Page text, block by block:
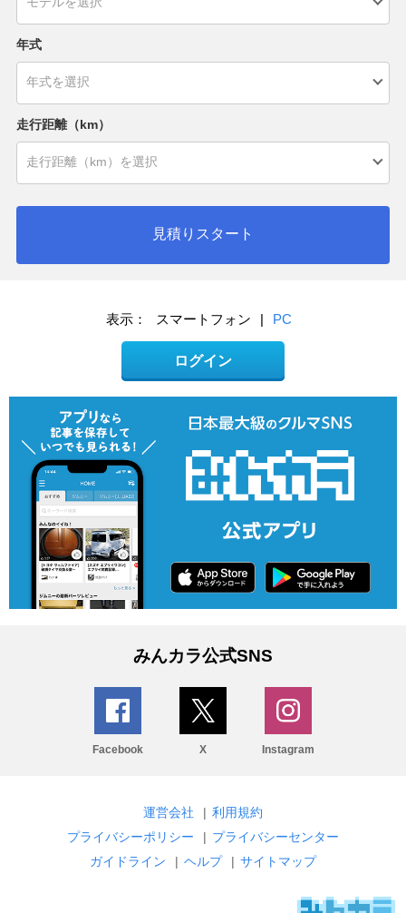
年式
走行距離（km）
見積りスタート
表示： スマートフォン | PC
ログイン
みんカラ公式SNS
Facebook X Instagram
運営会社 | 利用規約
プライバシーポリシー
| プライバシーセンター
ガイドライン
| ヘルプ | サイトマップ